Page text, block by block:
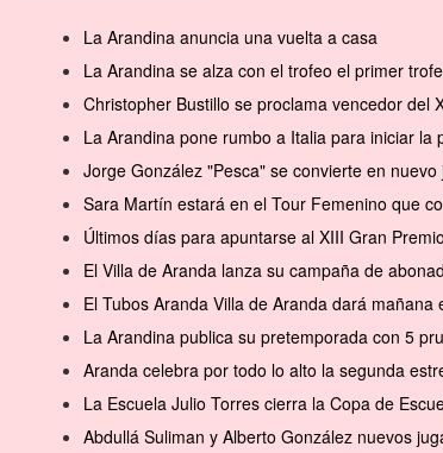
La Arandina anuncia una vuelta a casa
La Arandina se alza con el trofeo el primer
Christopher Bustillo se proclama vencedor del
La Arandina pone rumbo a Italia para iniciar la
Jorge González "Pesca" se convierte en
Sara Martín estará en el Tour Femenino que
Últimos días para apuntarse al XIII Gran
El Villa de Aranda lanza su campaña de
El Tubos Aranda Villa de Aranda dará mañana
La Arandina publica su pretemporada con 5
Aranda celebra por todo lo alto la segunda
La Escuela Julio Torres cierra la Copa de
Abdullá Suliman y Alberto González nuevos